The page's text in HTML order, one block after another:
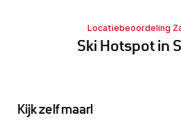
Locatiebeoordeling
Ski Hotspot in
Kijk zelf maar!